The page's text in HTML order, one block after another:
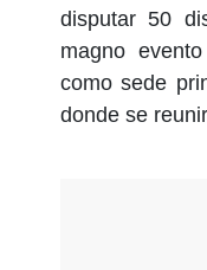
disputar 50
magno
como sede
donde se